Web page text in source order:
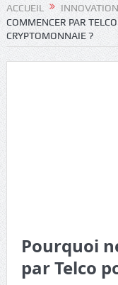
ACCUEIL
COMMENCER PAR
CRYPTOMONNAIE ?
Pourquoi
par Telco